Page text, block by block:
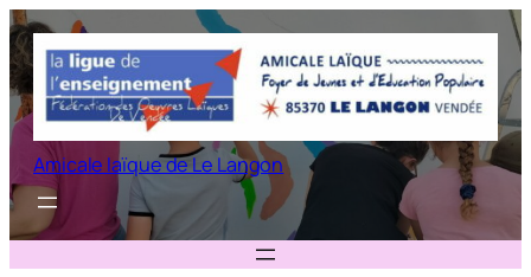
Aller
au
contenu
Amicale laïque de Le Langon